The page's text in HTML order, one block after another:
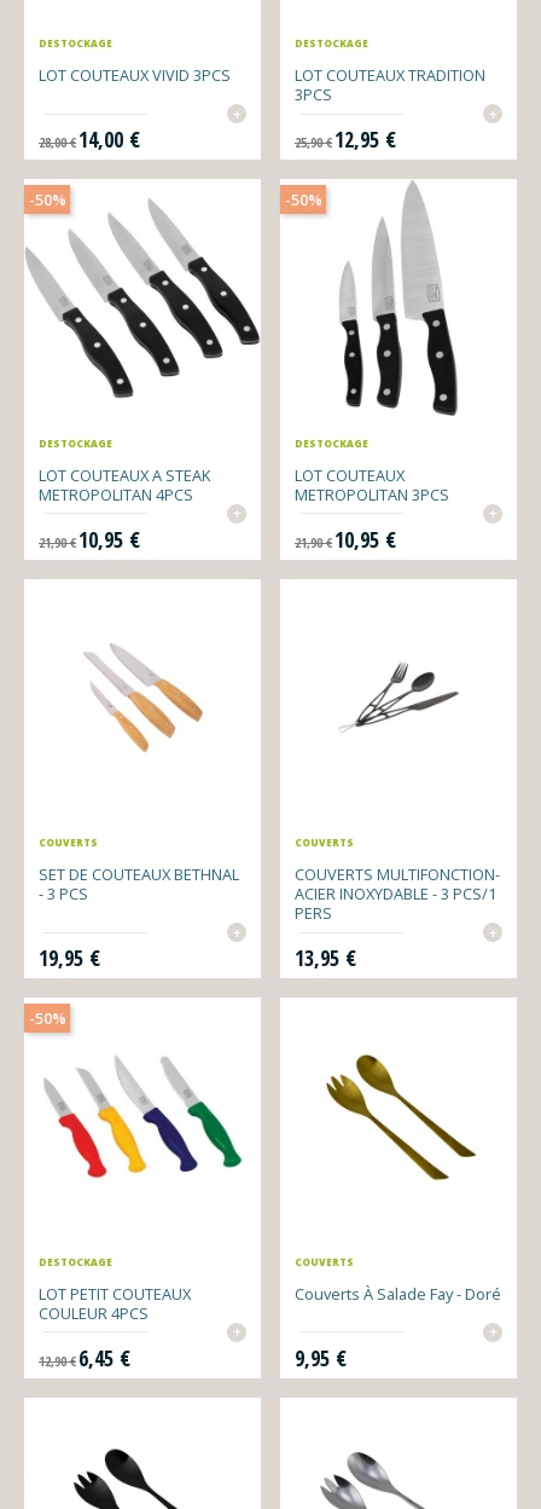
DESTOCKAGE
LOT COUTEAUX VIVID 3PCS
+
Prix de base
28,00 €
Prix
14,00 €
DESTOCKAGE
LOT COUTEAUX TRADITION
3PCS
+
Prix de base
25,90 €
Prix
12,95 €
DESTOCKAGE
LOT COUTEAUX A STEAK
METROPOLITAN 4PCS
+
Prix de base
21,90 €
Prix
10,95 €
-50%
DESTOCKAGE
LOT COUTEAUX
METROPOLITAN 3PCS
+
Prix de base
21,90 €
Prix
10,95 €
-50%
COUVERTS
SET DE COUTEAUX BETHNAL
- 3 PCS
+
Prix
19,95 €
COUVERTS
COUVERTS MULTIFONCTION-
ACIER INOXYDABLE - 3 PCS/1
PERS
+
Prix
13,95 €
DESTOCKAGE
LOT PETIT COUTEAUX
COULEUR 4PCS
+
Prix de base
12,90 €
Prix
6,45 €
-50%
COUVERTS
Couverts À Salade Fay - Doré
+
Prix
9,95 €